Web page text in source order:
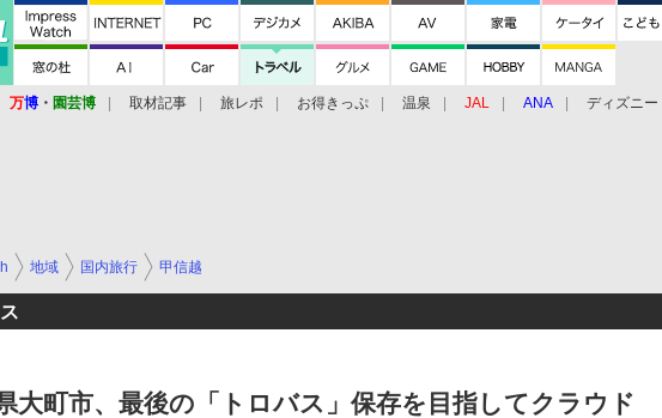
万博 ・ 園芸博 取材記事 旅レポ お得きっぷ 温泉 JAL ANA ディズニー
地域 国内旅行 甲信越
大町市、最後の「トロバス」保存を目指してクラウド